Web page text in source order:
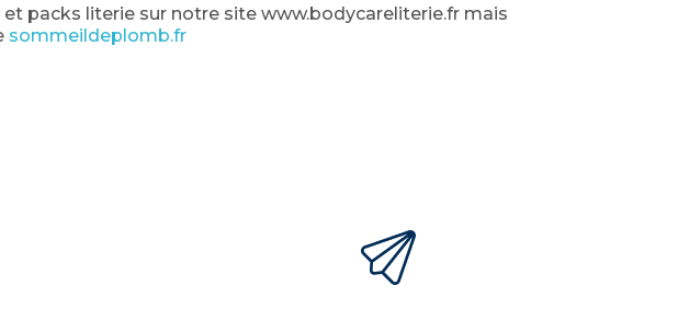
packs literie sur notre site www.bodycareliterie.fr mais
sommeildeplomb.fr